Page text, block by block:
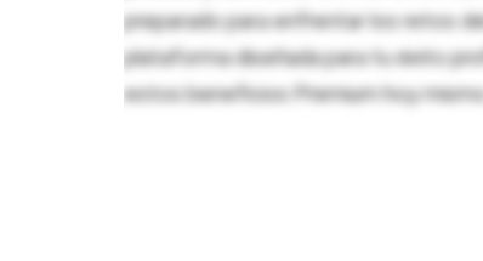
preparado para enfrentar los retos
plataforma diseñada para tu éxito
estos beneficios Premium hoy